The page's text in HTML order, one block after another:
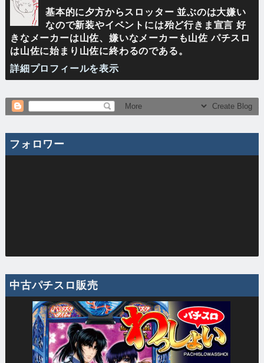
基本的に夕方からスロッター 並ぶのは大嫌い
なので新装やイベントには殆ど行きま宣言 好
きなメーカーは山佐、嫌いなメーカーも山佐 パチスロ
は山佐に始まり山佐に終わるのである。
詳細プロフィールを表示
フォロワー
中古パチスロ販売